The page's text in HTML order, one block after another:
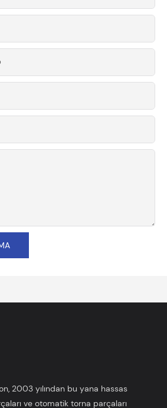
2003 yılından bu yana hassas
ve otomatik torna parçaları